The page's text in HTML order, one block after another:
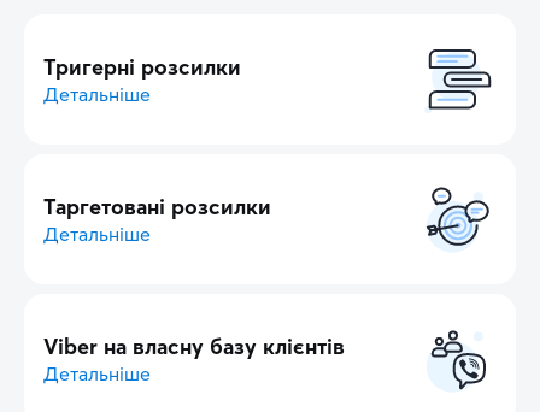
Тригерні розсилки
Детальніше
Таргетовані розсилки
Детальніше
Viber на власну базу клієнтів
Детальніше